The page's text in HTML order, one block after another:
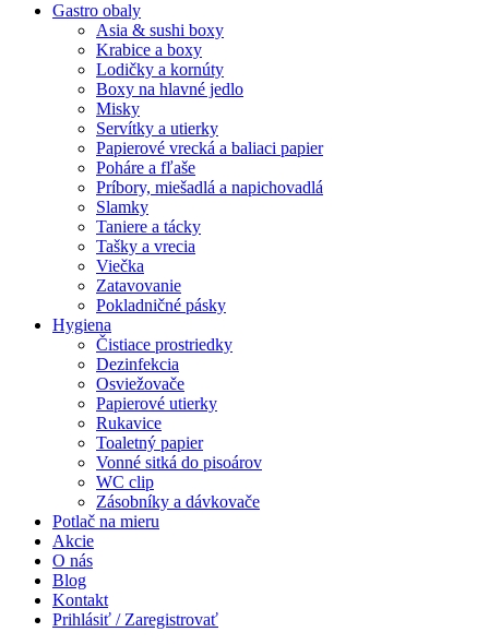
Gastro obaly
Asia & sushi boxy
Krabice a boxy
Lodičky a kornúty
Boxy na hlavné jedlo
Misky
Servítky a utierky
Papierové vrecká a baliaci papier
Poháre a fľaše
Príbory, miešadlá a napichovadlá
Slamky
Taniere a tácky
Tašky a vrecia
Viečka
Zatavovanie
Pokladničné pásky
Hygiena
Čistiace prostriedky
Dezinfekcia
Osviežovače
Papierové utierky
Rukavice
Toaletný papier
Vonné sitká do pisoárov
WC clip
Zásobníky a dávkovače
Potlač na mieru
Akcie
O nás
Blog
Kontakt
Prihlásiť / Zaregistrovať